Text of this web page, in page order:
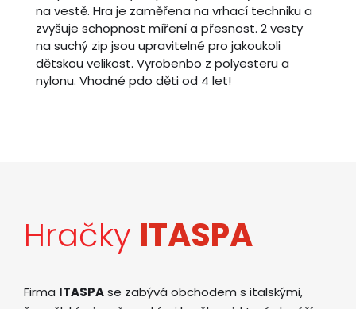
na vestě. Hra je zaměřena na vrhací techniku a
zvyšuje schopnost míření a přesnost. 2 vesty
na suchý zip jsou upravitelné pro jakoukoli
dětskou velikost. Vyrobenbo z polyesteru a
nylonu. Vhodné pdo děti od 4 let!
Hračky ITASPA
Firma ITASPAse zabývá obchodem s italskými,